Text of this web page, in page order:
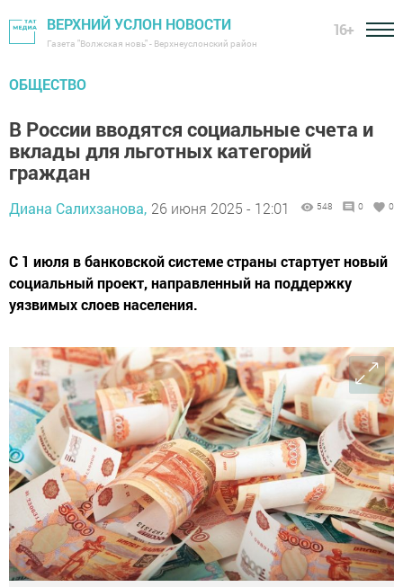
ВЕРХНИЙ УСЛОН НОВОСТИ
Газета "Волжская новь" - Верхнеуслонский район
16+
ОБЩЕСТВО
В России вводятся социальные счета и
вклады для льготных категорий
граждан
Диана Салихзанова, 26 июня 2025 - 12:01 548 0 0
С 1 июля в банковской системе страны стартует новый
социальный проект, направленный на поддержку
уязвимых слоев населения.